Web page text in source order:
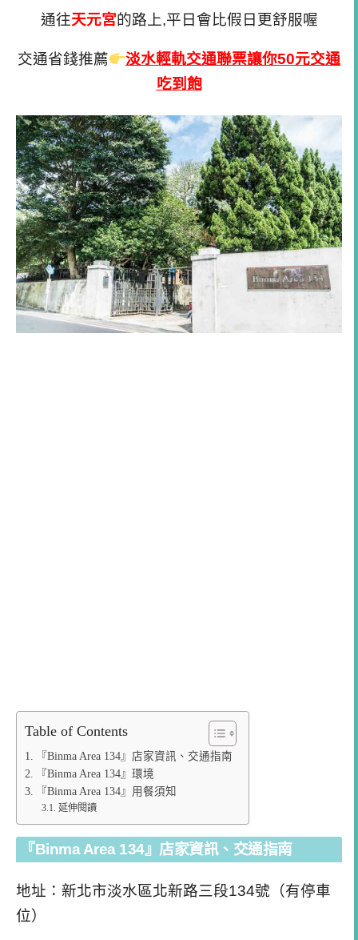
通往天元宮的路上,平日會比假日更舒服喔
交通省錢推薦
淡水輕軌交通聯票讓你50元交通
吃到飽
Table of Contents
『Binma Area 134』店家資訊、交通指南
『Binma Area 134』環境
『Binma Area 134』用餐須知
延伸閱讀
『Binma Area 134』店家資訊、交通指南
地址：新北市淡水區北新路三段134號（有停車
位）